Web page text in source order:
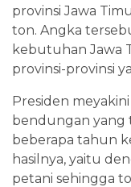
provinsi Jawa
ton. Angka
kebutuhan Jawa
provinsi-provinsi
Presiden
bendungan yang
beberapa tahun
hasilnya, yaitu
petani sehingga